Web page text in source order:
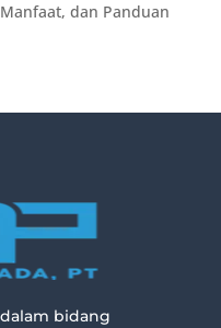
dan Panduan
bidang